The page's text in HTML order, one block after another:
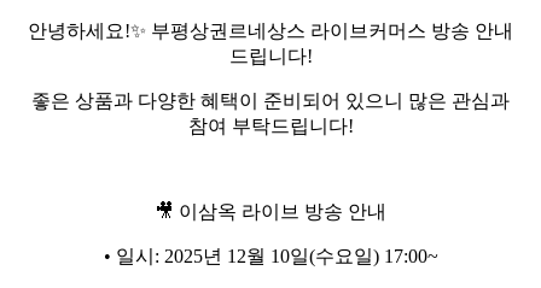
안녕하세요!✨ 부평상권르네상스 라이브커머스 방송 안내
드립니다!
좋은 상품과 다양한 혜택이 준비되어 있으니 많은 관심과
참여 부탁드립니다!
🎥 이삼옥 라이브 방송 안내
• 일시: 2025년 12월 10일(수요일) 17:00~